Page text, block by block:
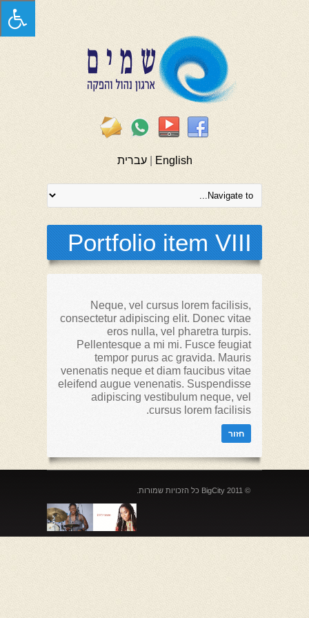
English
|עברית
Portfolio item VIII
Neque, vel cursus lorem facilisis,
consectetur adipiscing elit. Donec vitae
eros nulla, vel pharetra turpis.
Pellentesque a mi mi. Fusce feugiat
tempor purus ac gravida. Mauris
venenatis neque et diam faucibus vitae
eleifend augue venenatis. Suspendisse
adipiscing vestibulum neque, vel
cursus lorem facilisis.
© 2011 BigCity כל הזכויות שמורות.